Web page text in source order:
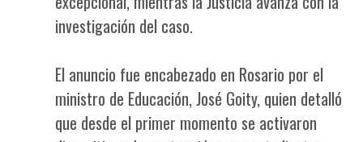
investigación del caso.
El anuncio fue encabezado en Rosario por el
ministro de Educación, José Goity, quien detalló
que desde el primer momento se activaron